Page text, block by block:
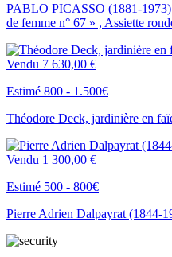
PABLO PICASSO (1881-
de femme n° 67 » , Assiette
Vendu 7 630,00 €
Estimé 800 - 1.500€
Théodore Deck, jardinière en
Vendu 1 300,00 €
Estimé 500 - 800€
Pierre Adrien Dalpayrat (1844-